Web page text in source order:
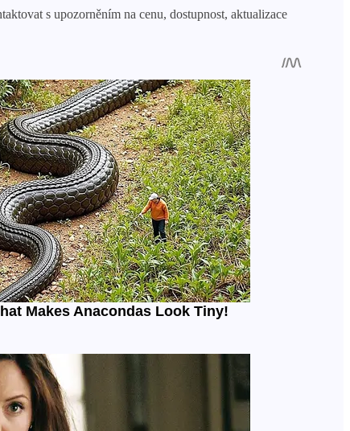
s upozorněním na cenu, dostupnost, aktualizace